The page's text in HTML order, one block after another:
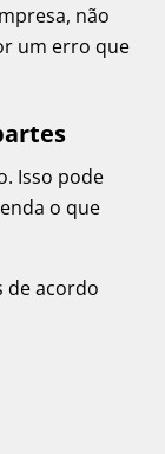
não
um erro que
Isso pode
o que
de acordo